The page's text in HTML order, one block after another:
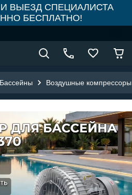
ВЫЕЗД СПЕЦИАЛИСТА
БЕСПЛАТНО!
Бассейны Воздушные